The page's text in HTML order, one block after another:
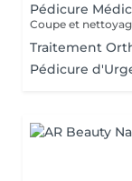
Pédicure
Coupe et
Traitement
Pédicure